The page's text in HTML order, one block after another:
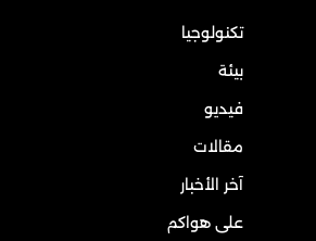
تكنولوجيا
بيئة
فيديو
مقالات
آخر الأخبار
على هواكم